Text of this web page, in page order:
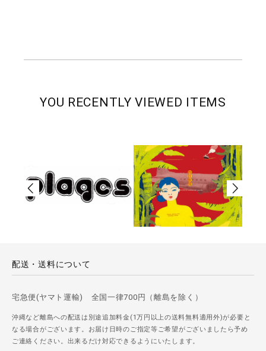
YOU RECENTLY VIEWED ITEMS
配送・送料について
宅急便(ヤマト運輸) 全国一律700円（離島を除く）
沖縄など離島への配送は別途追加料金(1万円以上の送料無料適用外)が必要と
なる場合がございます。お届け日時のご指定等ご希望がございましたら予め
ご連絡ください。出来るだけ対応できるようにいたします。